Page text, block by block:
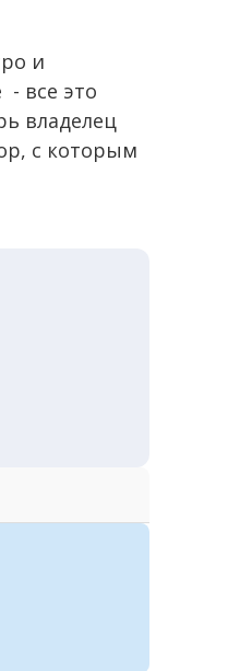
и
все это
владелец
с которым